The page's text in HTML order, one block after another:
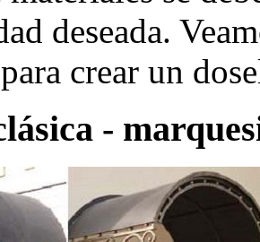
deseada.
crear un
-